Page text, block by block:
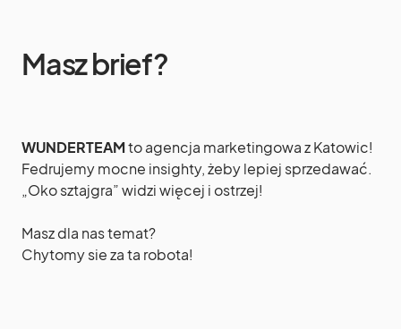
Masz brief?
WUNDERTEAMto agencja marketingowa z Katowic!
Fedrujemy mocne insighty, żeby lepiej sprzedawać.
„Oko sztajgra” widzi więcej i ostrzej!
Masz dla nas temat?
Chytomy sie za ta robota!